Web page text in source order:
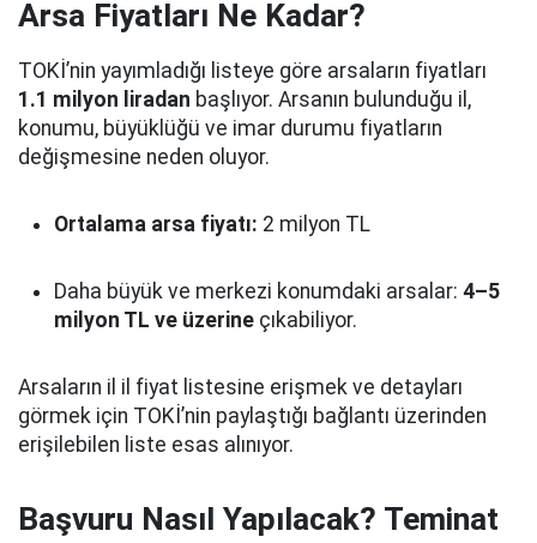
Arsa Fiyatları Ne Kadar?
TOKİ’nin yayımladığı listeye göre arsaların fiyatları
1.1 milyon liradan başlıyor. Arsanın bulunduğu il,
konumu, büyüklüğü ve imar durumu fiyatların
değişmesine neden oluyor.
Ortalama arsa fiyatı: 2 milyon TL
Daha büyük ve merkezi konumdaki arsalar: 4–5
milyon TL ve üzerine çıkabiliyor.
Arsaların il il fiyat listesine erişmek ve detayları
görmek için TOKİ’nin paylaştığı bağlantı üzerinden
erişilebilen liste esas alınıyor.
Başvuru Nasıl Yapılacak? Teminat